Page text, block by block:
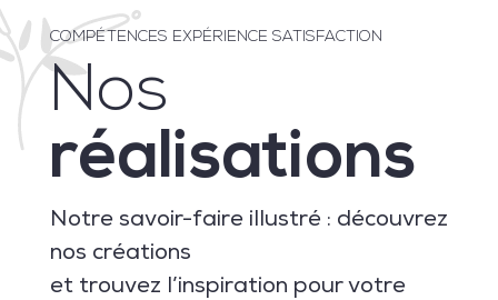
COMPÉTENCES EXPÉRIENCE SATISFACTION
Nos
réalisations
Notre savoir-faire illustré : découvrez
nos créations
et trouvez l’inspiration pour votre